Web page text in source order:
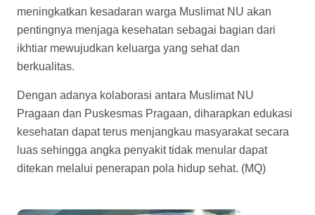
meningkatkan kesadaran warga Muslimat NU akan
pentingnya menjaga kesehatan sebagai bagian dari
ikhtiar mewujudkan keluarga yang sehat dan
berkualitas.
Dengan adanya kolaborasi antara Muslimat NU
Pragaan dan Puskesmas Pragaan, diharapkan edukasi
kesehatan dapat terus menjangkau masyarakat secara
luas sehingga angka penyakit tidak menular dapat
ditekan melalui penerapan pola hidup sehat. (MQ)